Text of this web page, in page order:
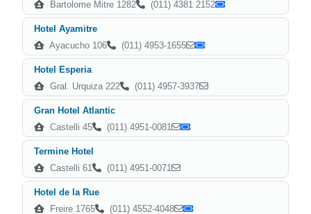
Bartolome Mitre 1282
(011) 4381 2152
Hotel Ayamitre
Ayacucho 106
(011) 4953-1655
Hotel Esperia
Gral. Urquiza 222
(011) 4957-3937
Gran Hotel Atlantic
Castelli 45
(011) 4951-0081
Termine Hotel
Castelli 61
(011) 4951-0071
Hotel de la Rue
Freire 1765
(011) 4552-4048